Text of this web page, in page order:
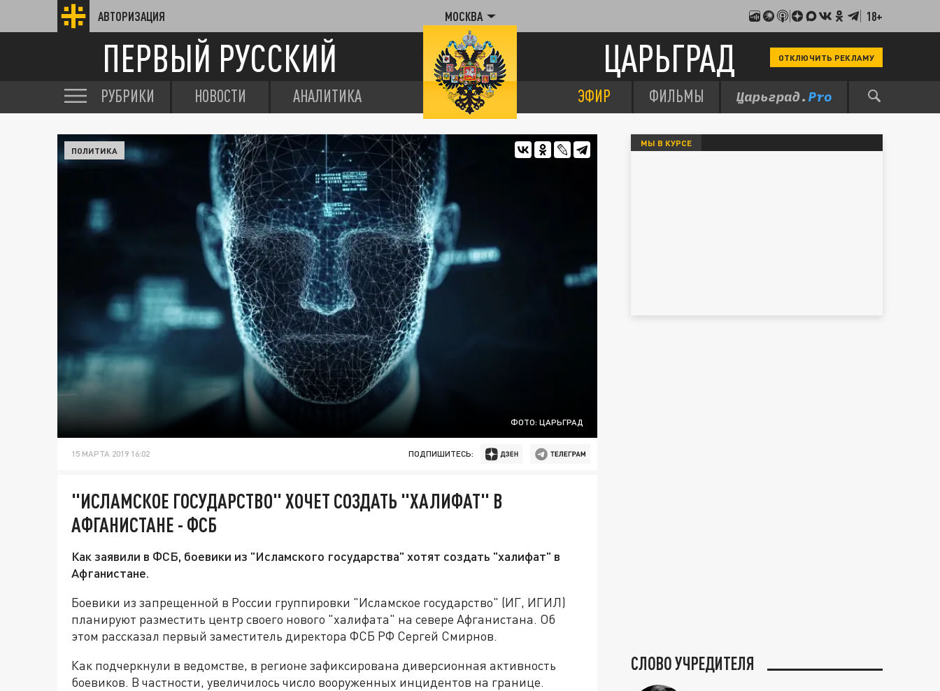
АВТОРИЗАЦИЯ МОСКВА 18+
ПЕРВЫЙ РУССКИЙ ЦАРЬГРАД ОТКЛЮЧИТЬ РЕКЛАМУ
РУБРИКИ НОВОСТИ АНАЛИТИКА ЭФИР ФИЛЬМЫ
ФОТО: ЦАРЬГРАД
ПОЛИТИКА
15 МАРТА 2019 16:02 ПОДПИШИТЕСЬ:
"ИСЛАМСКОЕ ГОСУДАРСТВО" ХОЧЕТ СОЗДАТЬ "ХАЛИФАТ" В
АФГАНИСТАНЕ - ФСБ
Как заявили в ФСБ, боевики из "Исламского государства" хотят создать "халифат" в
Афганистане.
Боевики из запрещенной в России группировки "Исламское государство" (ИГ, ИГИЛ)
планируют разместить центр своего нового "халифата" на севере Афганистана. Об
этом рассказал первый заместитель директора ФСБ РФ Сергей Смирнов.
Как подчеркнули в ведомстве, в регионе зафиксирована диверсионная активность
боевиков. В частности, увеличилось число вооруженных инцидентов на границе.
МЫ В КУРСЕ
СЛОВО УЧРЕДИТЕЛЯ